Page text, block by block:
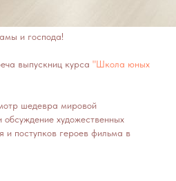
и господа!
выпускниц курса "Школа юных
шедевра мировой
художественных
и поступков героев фильма в